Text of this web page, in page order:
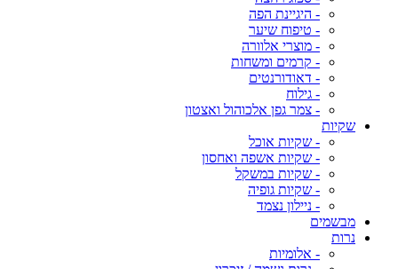
- היגיינת הפה
- טיפוח שיער
- מוצרי אלוורה
- קרמים ומשחות
- דאודורנטים
- גילוח
- צמר גפן אלכוהול ואצטון
שקיות
- שקיות אוכל
- שקיות אשפה ואחסון
- שקיות במשקל
- שקיות גופיה
- ניילון נצמד
מבשמים
נרות
- אלומיות